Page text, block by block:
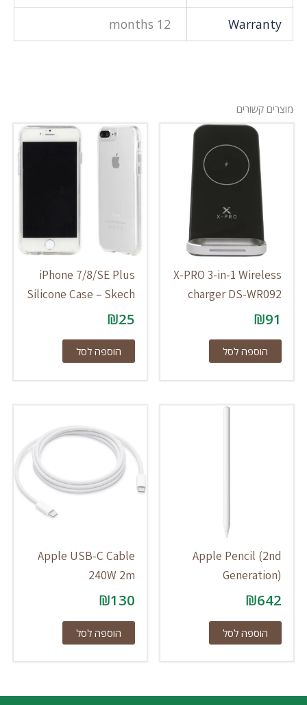
Warranty
12 months
מוצרים קשורים
X-PRO 3-in-1 Wireless
charger DS-WR092
₪91
הוספה לסל
iPhone 7/8/SE Plus
Silicone Case – Skech
₪25
הוספה לסל
Apple Pencil (2nd
Generation)
₪642
הוספה לסל
Apple USB-C Cable
240W 2m
₪130
הוספה לסל